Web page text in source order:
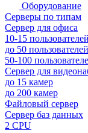
Оборудование
Серверы по типам
Сервер для офиса
10-15 пользователей
до 50 пользователей
50-100
Сервер для
до 15 камер
до 200 камер
Файловый сервер
Сервер баз данных
2 CPU